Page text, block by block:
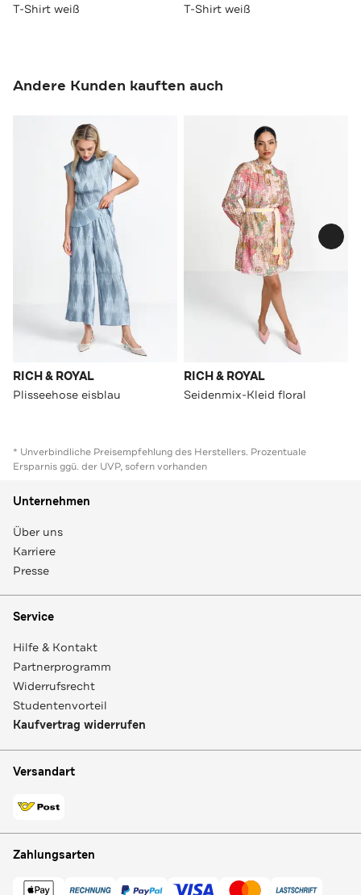
T-Shirt weiß T-Shirt weiß
Andere Kunden kauften auch
RICH & ROYAL
Plisseehose eisblau
RICH & ROYAL
Seidenmix-Kleid floral
* Unverbindliche Preisempfehlung des Herstellers. Prozentuale
Ersparnis ggü. der UVP, sofern vorhanden
Unternehmen
Über uns
Karriere
Presse
Service
Hilfe & Kontakt
Partnerprogramm
Widerrufsrecht
Studentenvorteil
Kaufvertrag widerrufen
Versandart
Zahlungsarten